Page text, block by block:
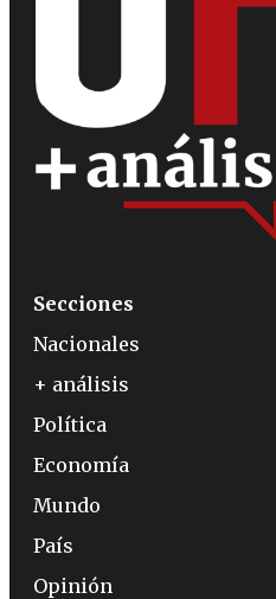
Secciones
Nacionales
+ análisis
Política
Economía
Mundo
País
Opinión